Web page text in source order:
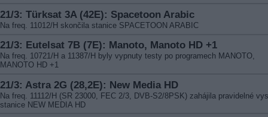
21/3: Türksat 3A (42E): Spacetoon Arabic
Na freq. 11012/H skončila stanice SPACETOON ARABIC
21/3: Eutelsat 7B (7E): Manoto, Manoto HD +1
Na freq. 10721/H a 11387/H byly vypnuty testy po programech MANOTO,
MANOTO HD +1
21/3: Astra 2G (28,2E): New Media HD
Na freq. 11112/H (SR 23000, FEC 2/3, DVB-S2/8PSK) zahájila pravidelné
stanice NEW MEDIA HD